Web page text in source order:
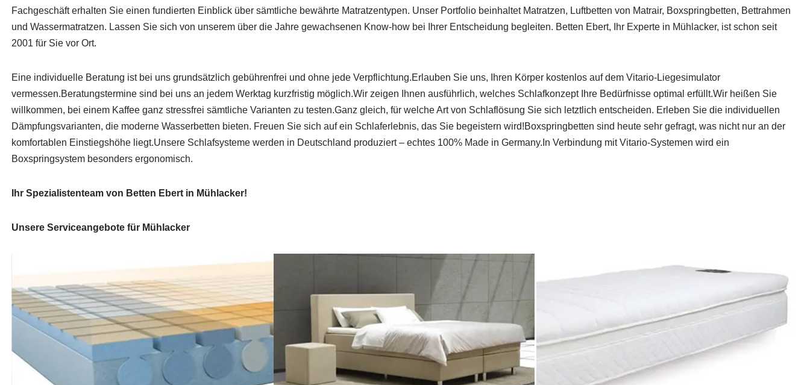
Fachgeschäft erhalten Sie einen fundierten Einblick über sämtliche bewährte Matratzentypen. Unser Portfolio beinhaltet Matratzen, Luftbetten von Matrair, Boxspringbetten, Bettrahmen
und Wassermatratzen. Lassen Sie sich von unserem über die Jahre gewachsenen Know-how bei Ihrer Entscheidung begleiten. Betten Ebert, Ihr Experte in Mühlacker, ist schon seit
2001 für Sie vor Ort.
Eine individuelle Beratung ist bei uns grundsätzlich gebührenfrei und ohne jede Verpflichtung.Erlauben Sie uns, Ihren Körper kostenlos auf dem Vitario-Liegesimulator
vermessen.Beratungstermine sind bei uns an jedem Werktag kurzfristig möglich.Wir zeigen Ihnen ausführlich, welches Schlafkonzept Ihre Bedürfnisse optimal erfüllt.Wir heißen Sie
willkommen, bei einem Kaffee ganz stressfrei sämtliche Varianten zu testen.Ganz gleich, für welche Art von Schlaflösung Sie sich letztlich entscheiden. Erleben Sie die individuellen
Dämpfungsvarianten, die moderne Wasserbetten bieten. Freuen Sie sich auf ein Schlaferlebnis, das Sie begeistern wird!Boxspringbetten sind heute sehr gefragt, was nicht nur an der
komfortablen Einstiegshöhe liegt.Unsere Schlafsysteme werden in Deutschland produziert – echtes 100% Made in Germany.In Verbindung mit Vitario-Systemen wird ein
Boxspringsystem besonders ergonomisch.
Ihr Spezialistenteam von Betten Ebert in Mühlacker!
Unsere Serviceangebote für Mühlacker